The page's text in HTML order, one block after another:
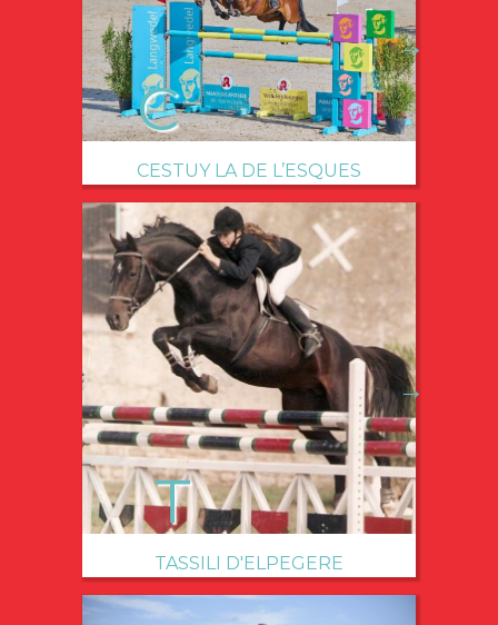
CESTUY LA DE L’ESQUES
→
TASSILI D'ELPEGERE
→